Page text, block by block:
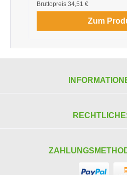
Bruttopreis 34,51 €
Zum